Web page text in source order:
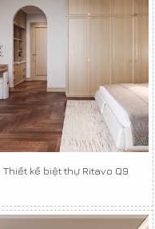
Thiết kế biệt thự Ritavo Q9